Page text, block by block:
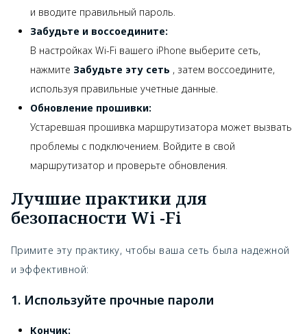
и вводите правильный пароль.
Забудьте и воссоедините:
В настройках Wi-Fi вашего iPhone выберите сеть,
нажмите Забудьте эту сеть , затем воссоедините,
используя правильные учетные данные.
Обновление прошивки:
Устаревшая прошивка маршрутизатора может вызвать
проблемы с подключением. Войдите в свой
маршрутизатор и проверьте обновления.
Лучшие практики для
безопасности Wi -Fi
Примите эту практику, чтобы ваша сеть была надежной
и эффективной:
1. Используйте прочные пароли
Кончик: